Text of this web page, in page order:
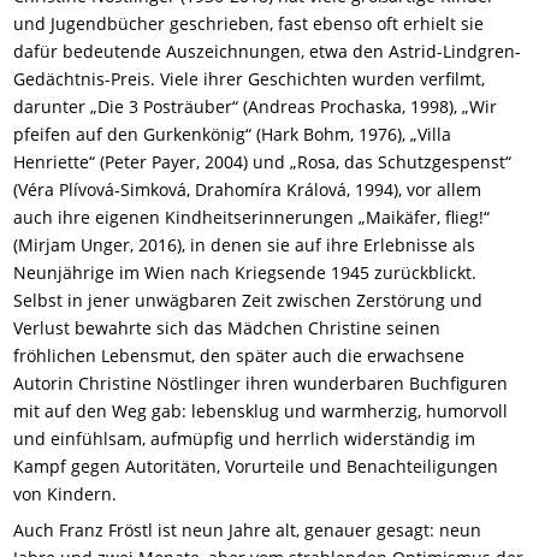
und Jugendbücher geschrieben, fast ebenso oft erhielt sie
dafür bedeutende Auszeichnungen, etwa den Astrid-Lindgren-
Gedächtnis-Preis. Viele ihrer Geschichten wurden verfilmt,
darunter „Die 3 Posträuber“ (Andreas Prochaska, 1998), „Wir
pfeifen auf den Gurkenkönig“ (Hark Bohm, 1976), „Villa
Henriette“ (Peter Payer, 2004) und „Rosa, das Schutzgespenst“
(Véra Plívová-Simková, Drahomíra Králová, 1994), vor allem
auch ihre eigenen Kindheitserinnerungen „Maikäfer, flieg!“
(Mirjam Unger, 2016), in denen sie auf ihre Erlebnisse als
Neunjährige im Wien nach Kriegsende 1945 zurückblickt.
Selbst in jener unwägbaren Zeit zwischen Zerstörung und
Verlust bewahrte sich das Mädchen Christine seinen
fröhlichen Lebensmut, den später auch die erwachsene
Autorin Christine Nöstlinger ihren wunderbaren Buchfiguren
mit auf den Weg gab: lebensklug und warmherzig, humorvoll
und einfühlsam, aufmüpfig und herrlich widerständig im
Kampf gegen Autoritäten, Vorurteile und Benachteiligungen
von Kindern.
Auch Franz Fröstl ist neun Jahre alt, genauer gesagt: neun